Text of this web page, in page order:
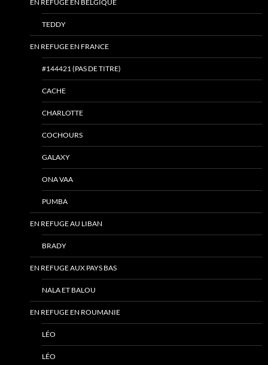
EN REFUGE EN BELGIQUE
TEDDY
EN REFUGE EN FRANCE
#144421 (PAS DE TITRE)
CACHE
CHARLOTTE
COCHOURS
GALAXY
ONA VAA
PUMBA
EN REFUGE AU LIBAN
BRADY
EN REFUGE AUX PAYS BAS
NALA ET BALOU
EN REFUGE EN ROUMANIE
LÉO
LÉO